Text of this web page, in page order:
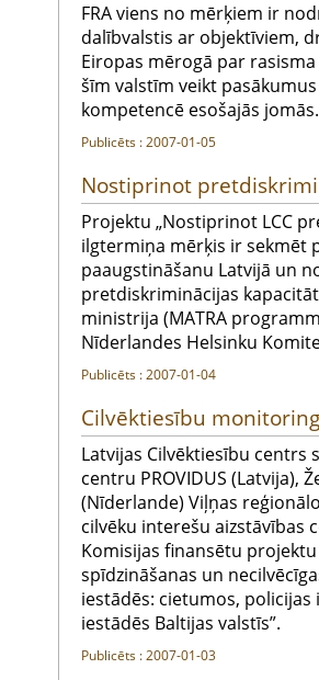
FRA viens no mērķiem ir
dalībvalstis ar objektīviem,
Eiropas mērogā par
šīm valstīm veikt
kompetencē esošajās jomās.
Publicēts : 2007-01-05
Nostiprinot
Projektu „Nostiprinot LCC
ilgtermiņa mērķis ir sekmēt
paaugstināšanu Latvijā un
pretdiskriminācijas
ministrija (MATRA
Nīderlandes Helsinku
Publicēts : 2007-01-04
Cilvēktiesību
Latvijas Cilvēktiesību centrs
centru PROVIDUS (Latvija),
(Nīderlande) Viļņas
cilvēku interešu aizstāvības
Komisijas finansētu
spīdzināšanas un
iestādēs: cietumos,
iestādēs Baltijas valstīs”.
Publicēts : 2007-01-03